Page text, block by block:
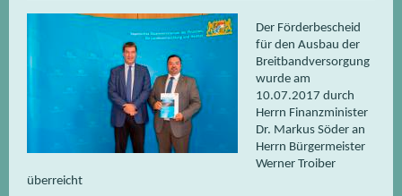
Der Förderbescheid
für den Ausbau der
Breitbandversorgung
wurde am
10.07.2017 durch
Herrn Finanzminister
Dr. Markus Söder an
Herrn Bürgermeister
Werner Troiber
überreicht